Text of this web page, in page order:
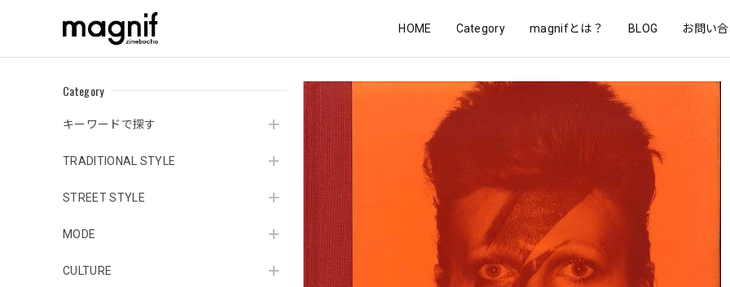
HOME Category magnifとは？ BLOG お問い
Category
キーワードで探す
TRADITIONAL STYLE
STREET STYLE
MODE
CULTURE